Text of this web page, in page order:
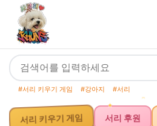
#서리 키우기 게임 #강아지 #서리
서리 키우기 게임 서리 후원